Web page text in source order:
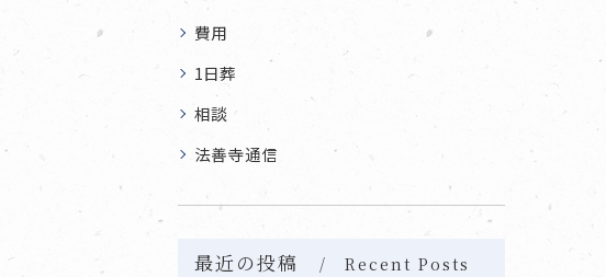
費用
1日葬
相談
法善寺通信
最近の投稿 Recent Posts